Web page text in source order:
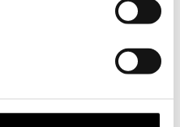
Texas Chainsaw Massacre 1974 -